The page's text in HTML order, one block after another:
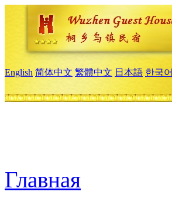
English 简体中文 繁體中文 日本語 한국어
Главная